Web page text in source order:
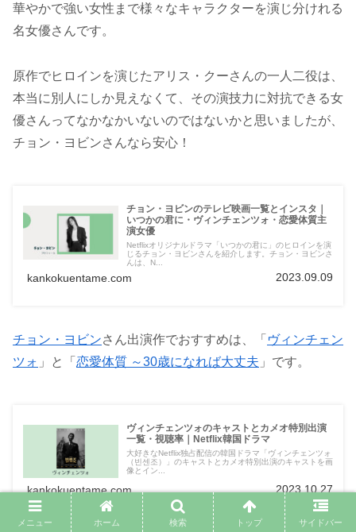
華やかで強い女性まで様々なキャラクターを演じ分けれる
名女優さんです。
原作でヒロインを演じたアリス・クーさんの一人二役は、
本当に別人にしか見えなくて、その演技力に対抗できる女
優さんってなかなかいないのではないかと思いましたが、
チョン・ヨビンさんなら安心！
チョン・ヨビンのテレビ映画一覧とインスタ｜
いつかの君に・ヴィンチェンツォ・恋愛体質主
演女優
Netflixオリジナルドラマ「いつかの君に」のヒロインを演
じるチョン・ヨビンさんを紹介します。チョン・ヨビンさ
んは、N...
kankokuentame.com 2023.09.09
チョン・ヨビンさん出演作でおすすめは、「 ヴィンチェン
ツォ 」と「 恋愛体質 ～30歳になれば大丈夫 」です。
ヴィンチェンツォのキャストとカメオ特別出演
一覧・視聴率｜Netflix韓国ドラマ
大好きなNetflix独占配信の韓国ドラマ「ヴィンチェンツォ
（빈센조）」のキャストとカメオ特別出演のキャストを画
像とイン...
kankokuentame.com 2023.10.27
メニュー ホーム 検索 トップ サイドバー